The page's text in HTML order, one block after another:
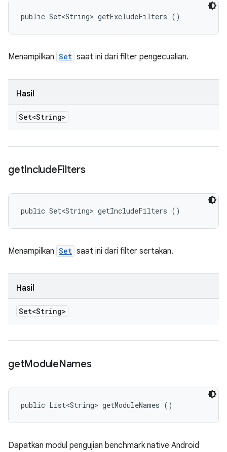
public Set<String> getExcludeFilters ()
Menampilkan Set saat ini dari filter pengecualian.
Hasil
Set<String>
getIncludeFilters
public Set<String> getIncludeFilters ()
Menampilkan Set saat ini dari filter sertakan.
Hasil
Set<String>
getModuleNames
public List<String> getModuleNames ()
Dapatkan modul pengujian benchmark native Android